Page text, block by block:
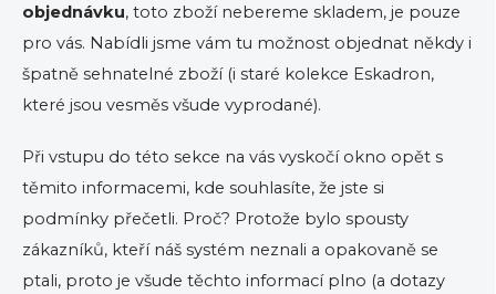
objednávku, toto zboží nebereme skladem, je pouze
pro vás. Nabídli jsme vám tu možnost objednat někdy i
špatně sehnatelné zboží (i staré kolekce Eskadron,
které jsou vesměs všude vyprodané).
Při vstupu do této sekce na vás vyskočí okno opět s
těmito informacemi, kde souhlasíte, že jste si
podmínky přečetli. Proč? Protože bylo spousty
zákazníků, kteří náš systém neznali a opakovaně se
ptali, proto je všude těchto informací plno (a dotazy